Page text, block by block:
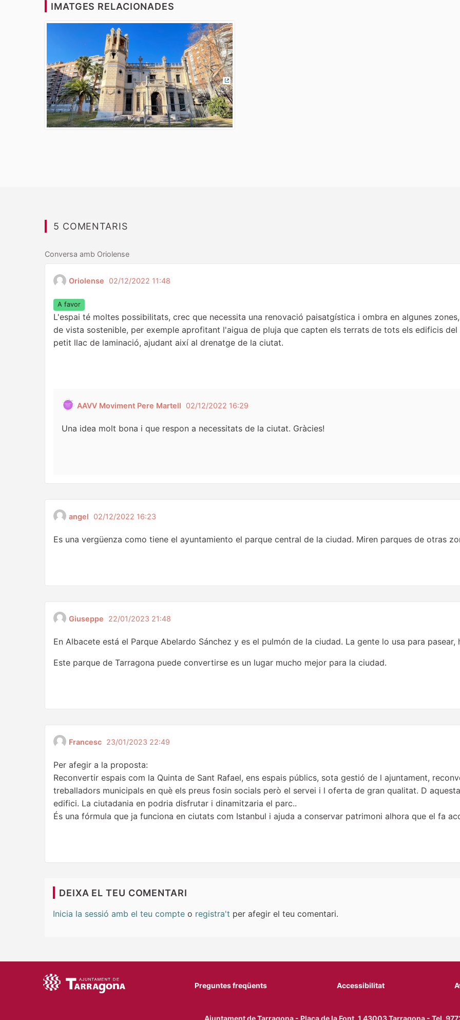
IMATGES RELACIONADES
(Enllaç extern)
5 COMENTARIS
Conversa amb Oriolense
Oriolense 02/12/2022 11:48
A favor
L'espai té moltes possibilitats, crec que necessita una renovació paisatgística i ombra en algunes
de vista sostenible, per exemple aprofitant l'aigua de pluja que capten els terrats de tots els edificis
petit llac de laminació, ajudant així al drenatge de la ciutat.
AAVV Moviment Pere Martell 02/12/2022 16:29
Una idea molt bona i que respon a necessitats de la ciutat. Gràcies!
angel 02/12/2022 16:23
Es una vergüenza como tiene el ayuntamiento el parque central de la ciudad. Miren parques de otras
Giuseppe 22/01/2023 21:48
En Albacete está el Parque Abelardo Sánchez y es el pulmón de la ciudad. La gente lo usa para
Este parque de Tarragona puede convertirse es un lugar mucho mejor para la ciudad.
Francesc 23/01/2023 22:49
Per afegir a la proposta:
Reconvertir espais com la Quinta de Sant Rafael, ens espais públics, sota gestió de l ajuntament,
treballadors municipals en què els preus fosin socials però el servei i l oferta de gran qualitat. D
edifici. La ciutadania en podria disfrutar i dinamitzaria el parc..
És una fórmula que ja funciona en ciutats com Istanbul i ajuda a conservar patrimoni alhora que el fa
DEIXA EL TEU COMENTARI
Inicia la sessió amb el teu compte o registra't per afegir el teu comentari.
Preguntes freqüents Accessibilitat